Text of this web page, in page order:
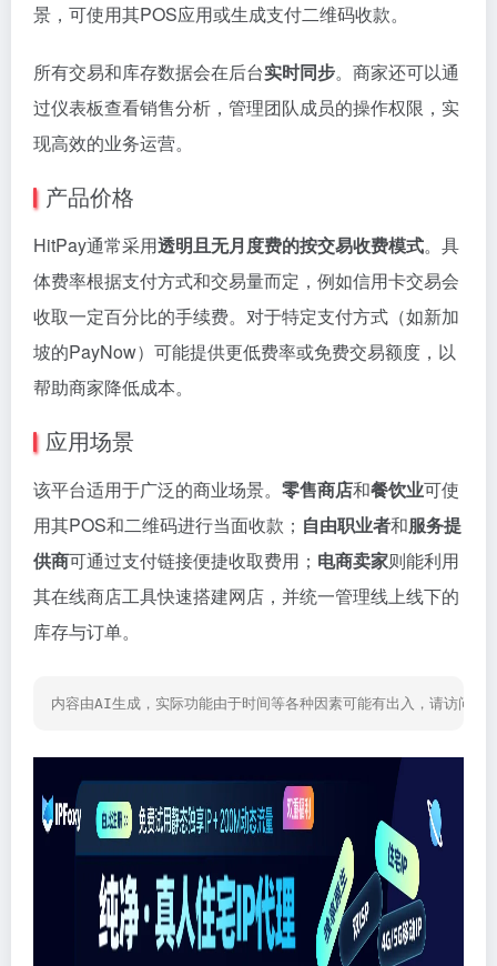
景，可使用其POS应用或生成支付二维码收款。
所有交易和库存数据会在后台实时同步。商家还可以通
过仪表板查看销售分析，管理团队成员的操作权限，实
现高效的业务运营。
产品价格
HitPay通常采用透明且无月度费的按交易收费模式。具
体费率根据支付方式和交易量而定，例如信用卡交易会
收取一定百分比的手续费。对于特定支付方式（如新加
坡的PayNow）可能提供更低费率或免费交易额度，以
帮助商家降低成本。
应用场景
该平台适用于广泛的商业场景。 零售商店和餐饮业可使
用其POS和二维码进行当面收款； 自由职业者和服务提
供商可通过支付链接便捷收取费用； 电商卖家则能利用
其在线商店工具快速搭建网店，并统一管理线上线下的
库存与订单。
内容由AI生成，实际功能由于时间等各种因素可能有出入，请访问网